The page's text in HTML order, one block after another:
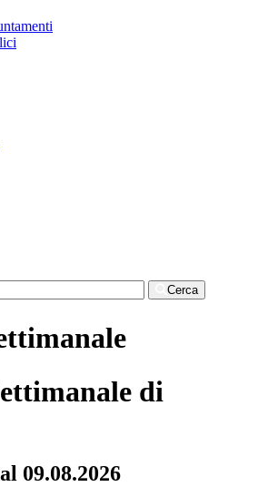
Cerca
di
09.08.2026